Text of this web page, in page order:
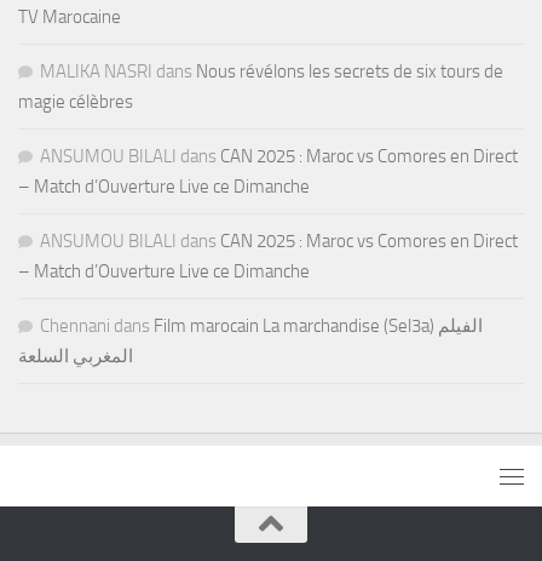
TV Marocaine
MALIKA NASRI dans Nous révélons les secrets de six tours de
magie célèbres
ANSUMOU BILALI dans CAN 2025 : Maroc vs Comores en Direct
– Match d’Ouverture Live ce Dimanche
ANSUMOU BILALI dans CAN 2025 : Maroc vs Comores en Direct
– Match d’Ouverture Live ce Dimanche
Chennani dans Film marocain La marchandise (Sel3a) الفيلم
المغربي السلعة